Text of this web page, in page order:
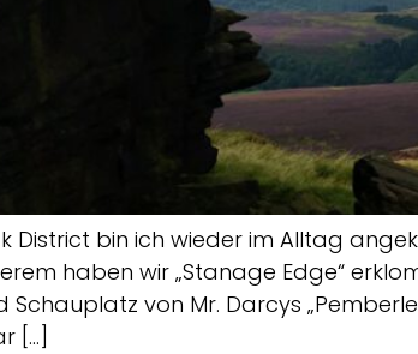
District bin ich wieder im Alltag
haben wir „Stanage Edge“
Schauplatz von Mr. Darcys
[…]